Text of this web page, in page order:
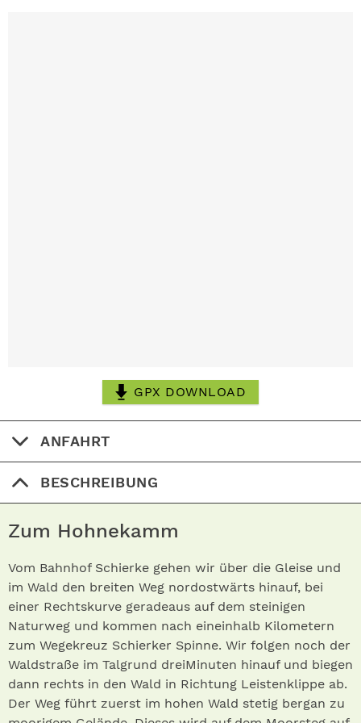
GPX DOWNLOAD
ANFAHRT
BESCHREIBUNG
Zum Hohnekamm
Vom Bahnhof Schierke gehen wir über die Gleise und
im Wald den breiten Weg nordostwärts hinauf, bei
einer Rechtskurve geradeaus auf dem steinigen
Naturweg und kommen nach eineinhalb Kilometern
zum Wegekreuz Schierker Spinne. Wir folgen noch der
Waldstraße im Talgrund dreiMinuten hinauf und biegen
dann rechts in den Wald in Richtung Leistenklippe ab.
Der Weg führt zuerst im hohen Wald stetig bergan zu